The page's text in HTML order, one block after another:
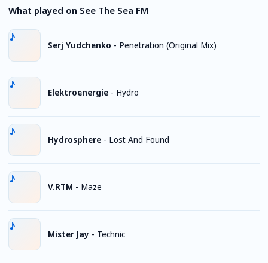
What played on See The Sea FM
Serj Yudchenko - Penetration (Original Mix)
Elektroenergie - Hydro
Hydrosphere - Lost And Found
V.RTM - Maze
Mister Jay - Technic